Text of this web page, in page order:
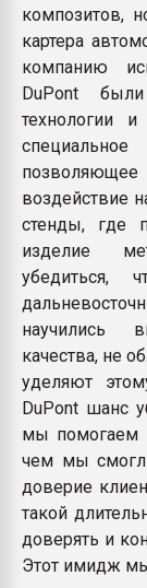
композитов,
картера
компанию
DuPont
технологии
воздействие
стенды, где
изделие
убедиться,
научились
качества, не
уделяют
DuPont шанс
мы помогаем
чем мы
доверие
такой
доверять и
Этот имидж мы